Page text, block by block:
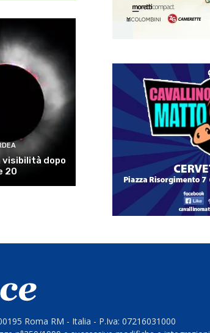
visibilità dopo
20
Roma RM - Italia - P.Iva: 07216031000